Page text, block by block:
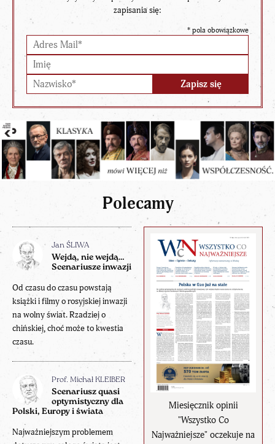
zapisania się:
* pola obowiązkowe
Polecamy
Miesięcznik opinii
"Wszystko Co
Najważniejsze" oczekuje na
Jan ŚLIWA
Wejdą, nie wejdą…
Scenariusze inwazji
Od czasu do czasu powstają
książki i filmy o rosyjskiej inwazji
na wolny świat. Rzadziej o
chińskiej, choć może to kwestia
czasu.
Prof. Michał KLEIBER
Scenariusz quasi
optymistyczny dla
Polski, Europy i świata
Najważniejszym problemem